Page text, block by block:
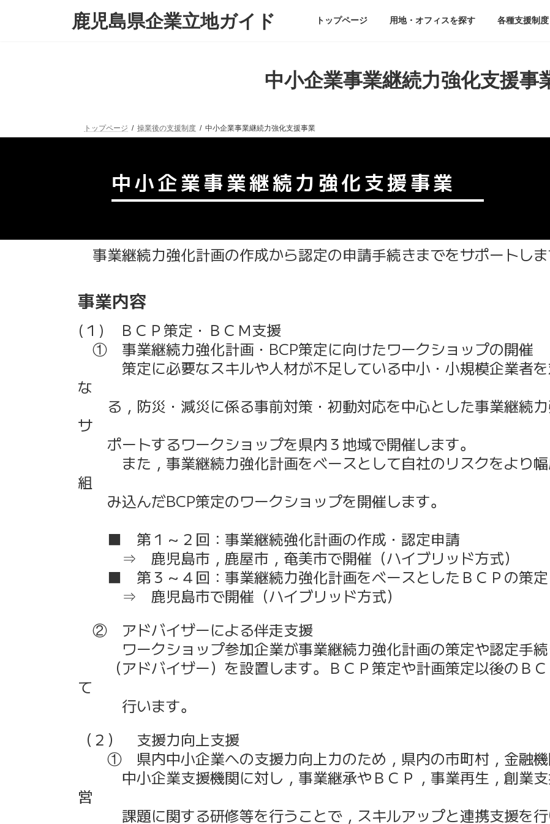
鹿児島県企業立地ガイド トップページ 用地・オフィスを探す 各種支援制度
中小企業事業継続力強化支援事
トップページ 操業後の支援制度 中小企業事業継続力強化支援事業
中小企業事業継続力強化支援事業
事業継続力強化計画の作成から認定の申請手続きまでをサポートしま
事業内容
(１) ＢＣＰ策定・ＢＣＭ支援
① 事業継続力強化計画・BCP策定に向けたワークショップの開催
策定に必要なスキルや人材が不足している中小・小規模企業者を
な
る，防災・減災に係る事前対策・初動対応を中心とした事業継続力
サ
ポートするワークショップを県内３地域で開催します。
また，事業継続力強化計画をベースとして自社のリスクをより幅
組
み込んだBCP策定のワークショップを開催します。
■ 第１～２回：事業継続強化計画の作成・認定申請
⇒ 鹿児島市，鹿屋市，奄美市で開催（ハイブリッド方式）
■ 第３～４回：事業継続力強化計画をベースとしたＢＣＰの策定
⇒ 鹿児島市で開催（ハイブリッド方式）
② アドバイザーによる伴走支援
ワークショップ参加企業が事業継続力強化計画の策定や認定手続
（アドバイザー）を設置します。ＢＣＰ策定や計画策定以後のＢ
て
行います。
（２） 支援力向上支援
① 県内中小企業への支援力向上力のため，県内の市町村，金融機
中小企業支援機関に対し，事業継承やＢＣＰ，事業再生，創業支
営
課題に関する研修等を行うことで，スキルアップと連携支援を行